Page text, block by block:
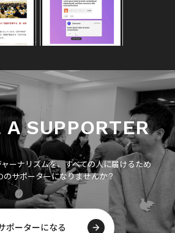
A SUPPORTER
ーナリズムを、すべての人に届けるため
サポーターになりませんか？
ポーターになる